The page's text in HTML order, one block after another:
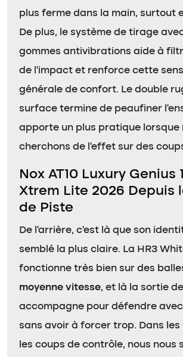
plus ferme dans la main, surtout
De plus, le système de tirage
gommes antivibrations aide à
de l’impact et renforce cette
générale de confort. Le double
surface termine de peaufiner
apporte un plus pratique lorsque
cherchons de l’effet sur des
Nox AT10 Luxury Genius
Xtrem Lite 2026 Depuis
de Piste
De l’arrière, c’est là que son
semblé la plus claire. La HR3
fonctionne très bien sur des
moyenne vitesse, et là la sortie
accompagne pour défendre
sans avoir à forcer trop. Dans
les coups de contrôle, nous nous